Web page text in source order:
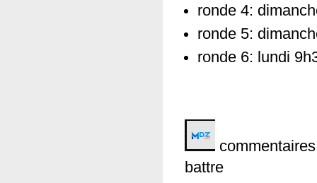
ronde 4:
ronde 5:
ronde 6: lundi
battre